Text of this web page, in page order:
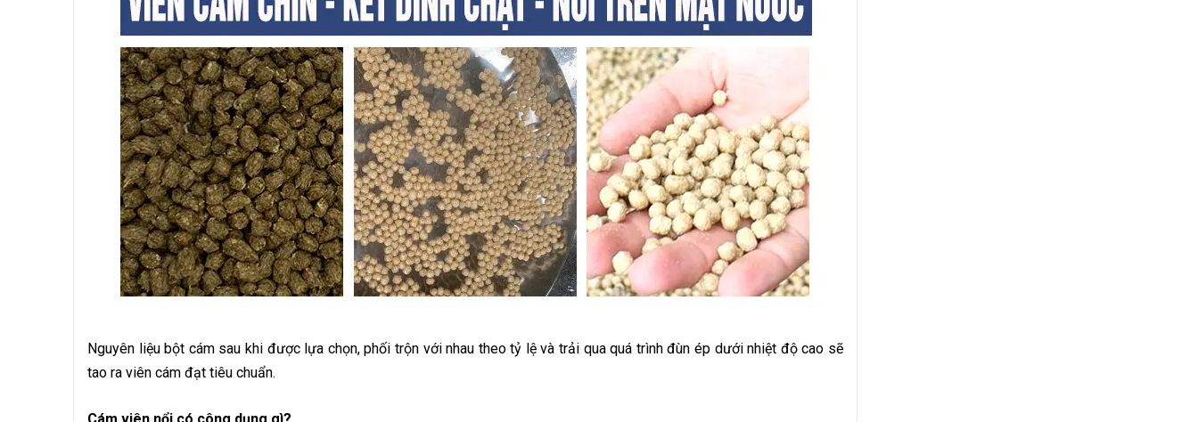
Nguyên liệu bột cám sau khi được lựa chọn, phối trộn với nhau theo tỷ lệ và trải qua quá trình đùn ép dưới nhiệt độ cao sẽ
tao ra viên cám đạt tiêu chuẩn.